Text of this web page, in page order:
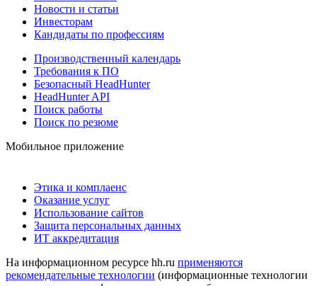
Новости и статьи
Инвесторам
Кандидаты по профессиям
Производственный календарь
Требования к ПО
Безопасный HeadHunter
HeadHunter API
Поиск работы
Поиск по резюме
Мобильное приложение
Этика и комплаенс
Оказание услуг
Использование сайтов
Защита персональных данных
ИТ аккредитация
На информационном ресурсе hh.ru применяются
рекомендательные технологии (информационные технологии